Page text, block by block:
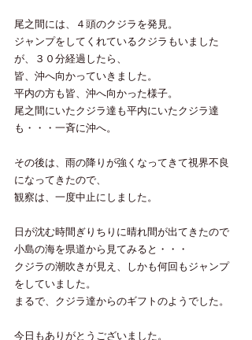
尾之間には、４頭のクジラを発見。
ジャンプをしてくれているクジラもいました
が、３０分経過したら、
皆、沖へ向かっていきました。
平内の方も皆、沖へ向かった様子。
尾之間にいたクジラ達も平内にいたクジラ達
も・・・一斉に沖へ。
その後は、雨の降りが強くなってきて視界不良
になってきたので、
観察は、一度中止にしました。
日が沈む時間ぎりちりに晴れ間が出てきたので
小島の海を県道から見てみると・・・
クジラの潮吹きが見え、しかも何回もジャンプ
をしていました。
まるで、クジラ達からのギフトのようでした。
今日もありがとうございました。